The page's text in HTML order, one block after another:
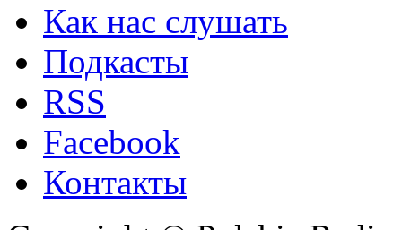
Как нас слушать
Подкасты
RSS
Facebook
Контакты